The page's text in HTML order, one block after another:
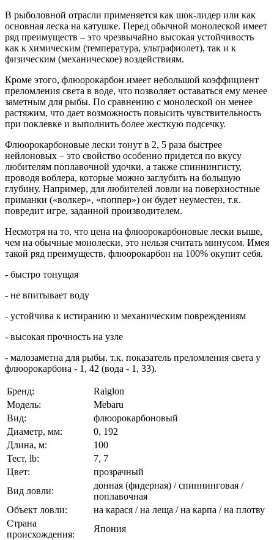
В рыболовной отрасли применяется как шок-лидер или как
основная леска на катушке. Перед обычной монолеской имеет
ряд преимуществ – это чрезвычайно высокая устойчивость
как к химическим (температура, ультрафиолет), так и к
физическим (механическое) воздействиям.
Кроме этого, флюорокарбон имеет небольшой коэффициент
преломления света в воде, что позволяет оставаться ему менее
заметным для рыбы. По сравнению с монолеской он менее
растяжим, что дает возможность повысить чувствительность
при поклевке и выполнить более жесткую подсечку.
Флюорокарбоновые лески тонут в 2, 5 раза быстрее
нейлоновых – это свойство особенно придется по вкусу
любителям поплавочной удочки, а также спиннингисту,
проводя воблера, которые можно заглубить на большую
глубину. Например, для любителей ловли на поверхностные
приманки («волкер», «поппер») он будет неуместен, т.к.
повредит игре, заданной производителем.
Несмотря на то, что цена на флюорокарбоновые лески выше,
чем на обычные монолески, это нельзя считать минусом. Имея
такой ряд преимуществ, флюорокарбон на 100% окупит себя.
- быстро тонущая
- не впитывает воду
- устойчива к истиранию и механическим повреждениям
- высокая прочность на узле
- малозаметна для рыбы, т.к. показатель преломления света у
флюорокарбона - 1, 42 (вода - 1, 33).
Бренд:
Raiglon
Модель:
Mebaru
Вид:
флюорокарбоновый
Диаметр, мм:
0, 192
Длина, м:
100
Тест, lb:
7, 7
Цвет:
прозрачный
Вид ловли:
донная (фидерная) / спиннинговая /
поплавочная
Объект ловли:
на карася / на леща / на карпа / на плотву
Страна
происхождения:
Япония